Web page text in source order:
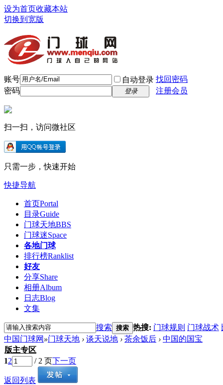
设为首页收藏本站
切换到宽版
账号 自动登录 找回密码
密码
登录 注册会员
扫一扫，访问微社区
只需一步，快速开始
快捷导航
首页Portal
目录Guide
门球天地BBS
门球迷Space
各地门球
排行榜Ranklist
好友
分享Share
相册Album
日志Blog
文集
搜索 搜索 热搜: 门球规则 门球战术
中国门球网 »门球天地 › 谈天说地 › 茶余饭后 › 中国的国宝
版主专区
12 / 2 页下一页
返回列表